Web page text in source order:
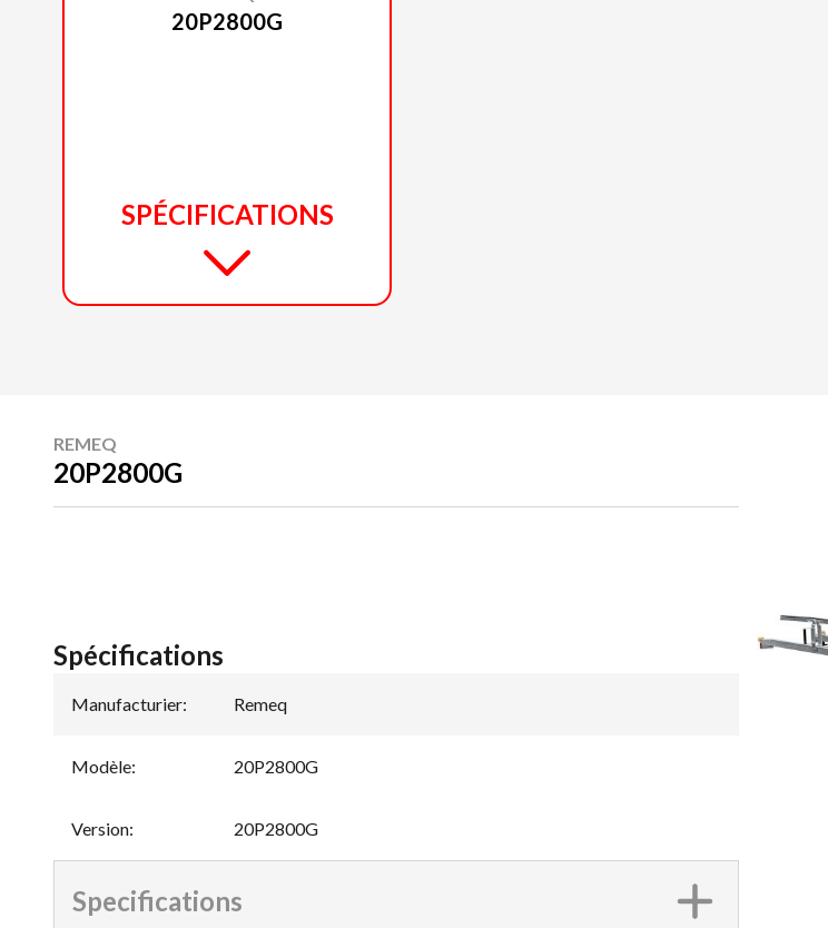
20P2800G
SPÉCIFICATIONS
REMEQ
20P2800G
Spécifications
Manufacturier: Remeq
Modèle: 20P2800G
Version: 20P2800G
Specifications